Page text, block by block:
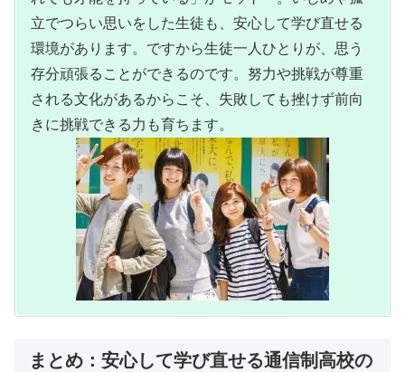
立でつらい思いをした生徒も、安心して学び直せる
環境があります。ですから生徒一人ひとりが、思う
存分頑張ることができるのです。努力や挑戦が尊重
される文化があるからこそ、失敗しても挫けず前向
きに挑戦できる力も育ちます。
まとめ：安心して学び直せる通信制高校の